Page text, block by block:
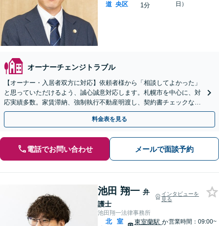
道 央区
1分
日）
オーナーチェンジトラブル
【オーナー・入居者双方に対応】依頼者様から「相談してよかった」
と思っていただけるよう、誠心誠意対応します。札幌市を中心に、対
応実績多数。家賃滞納、強制執行不動産明渡し、契約書チェックなど
【休日・夜間面談可】
料金表を見る
電話でお問い合わせ メールで面談予約
池田 翔一 弁
護士
インタビューを
見る
池田翔一法律事務所
北
室
東室蘭駅 か営業時間：09:00~